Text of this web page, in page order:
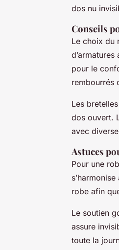
dos nu
Conseils
Le choix du
pour le
rembourrés
Les
dos ouvert.
avec
Astuces
Pour une
robe afin
Le soutien
assure
toute la